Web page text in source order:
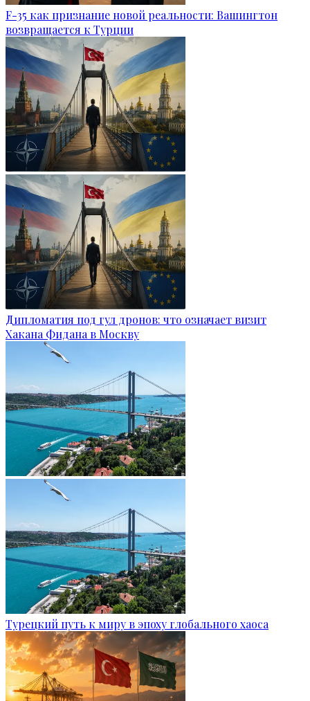
F-35 как признание новой реальности: Вашингтон
возвращается к Турции
Дипломатия под гул дронов: что означает визит
Хакана Фидана в Москву
Турецкий путь к миру в эпоху глобального хаоса